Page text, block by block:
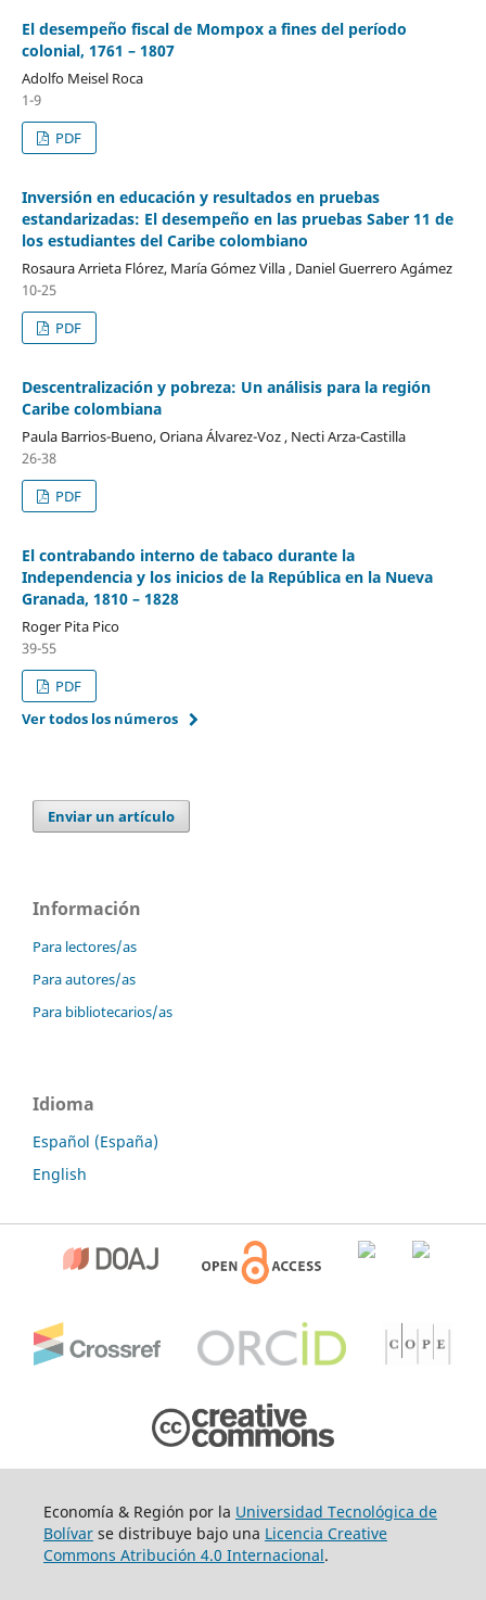
El desempeño fiscal de Mompox a fines del período
colonial, 1761 – 1807
Adolfo Meisel Roca
1-9
PDF
Inversión en educación y resultados en pruebas
estandarizadas: El desempeño en las pruebas Saber 11 de
los estudiantes del Caribe colombiano
Rosaura Arrieta Flórez, María Gómez Villa , Daniel Guerrero Agámez
10-25
PDF
Descentralización y pobreza: Un análisis para la región
Caribe colombiana
Paula Barrios-Bueno, Oriana Álvarez-Voz , Necti Arza-Castilla
26-38
PDF
El contrabando interno de tabaco durante la
Independencia y los inicios de la República en la Nueva
Granada, 1810 – 1828
Roger Pita Pico
39-55
PDF
Ver todos los números
Enviar un artículo
Información
Para lectores/as
Para autores/as
Para bibliotecarios/as
Idioma
Español (España)
English
Economía & Región por la Universidad Tecnológica de
Bolívarse distribuye bajo una Licencia Creative
Commons Atribución 4.0 Internacional.